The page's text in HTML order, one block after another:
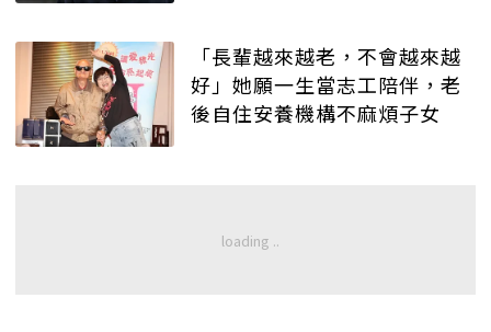
「長輩越來越老，不會越來越
好」她願一生當志工陪伴，老
後自住安養機構不麻煩子女